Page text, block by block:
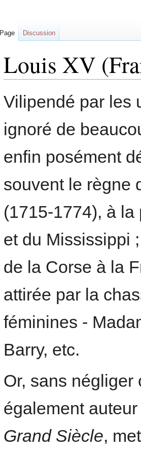
Louis XV
Aller
à
navigation
Aller
à
recherche
Vilipendé par les
ignoré de
enfin posément
souvent le règne
(1715-1774), à
et du Mississippi
de la Corse à la
attirée par la
féminines -
Barry, etc.
Or, sans
également
Grand Siècle,
Page Discussion